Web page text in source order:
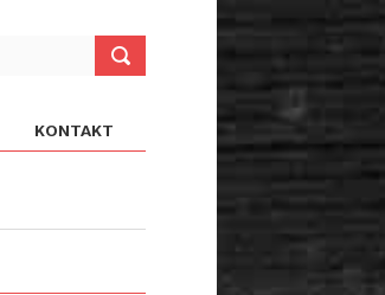
KONTAKT